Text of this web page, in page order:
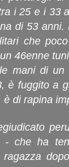
i 25 e i 33
di 53 anni.
che
46enne
mani di un
è fuggito a
di rapina
- che ha